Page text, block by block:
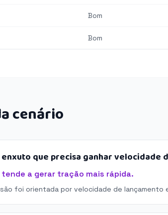
Bom
Bom
cenário
que precisa ganhar velocidade
tende a gerar tração mais rápida.
foi orientada por velocidade de lançamento